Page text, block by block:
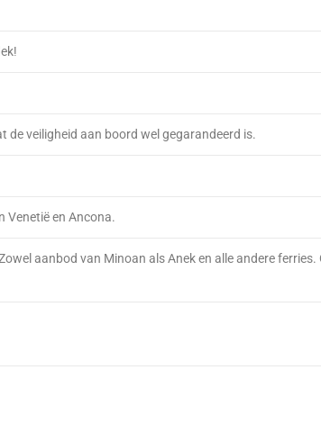
de veiligheid aan boord wel gegarandeerd is.
Venetië en Ancona.
aanbod van Minoan als Anek en alle andere ferries.